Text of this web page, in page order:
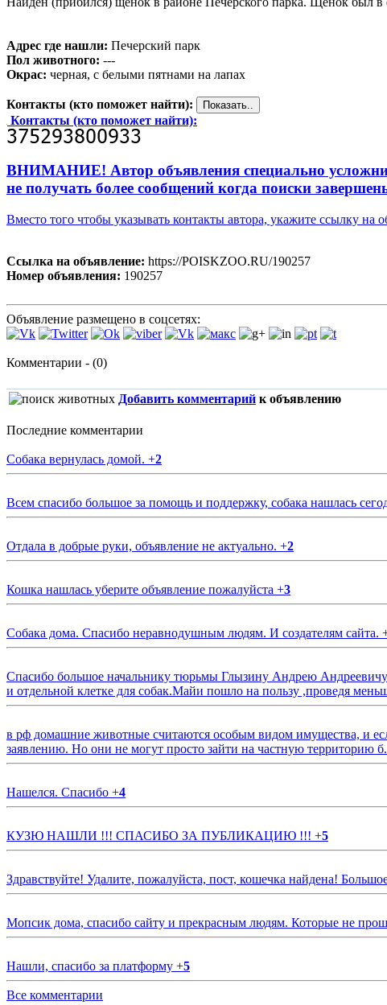
Адрес где нашли: Печерский парк
Пол животного: ---
Окрас: черная, с белыми пятнами на лапах
Контакты (кто поможет найти):
Контакты (кто поможет найти):
ВНИМАНИЕ! Автор объявления специально
не получать более сообщений когда поиски
Вместо того чтобы указывать контакты автора, укажите ссылку на
Ссылка на объявление: https://POISKZOO.RU/190257
Номер объявления: 190257
Объявление размещено в соцсетях:
Комментарии - (0)
Добавить комментарий к объявлению
Последние комментарии
Собака вернулась домой. +2
Всем спасибо большое за помощь и поддержку, собака нашлась
Отдала в добрые руки, объявление не актуально. +2
Кошка нашлась уберите объявление пожалуйста +3
Собака дома. Спасибо неравнодушным людям. И создателям сайта.
Спасибо большое начальнику тюрьмы Глызину Андрею
и отдельной клетке для собак.Майи пошло на пользу ,проведя
в рф домашние животные считаются особым видом имущества, и
заявлению. Но они не могут просто зайти на частную территорию
Нашелся. Спасибо +4
КУЗЮ НАШЛИ !!! СПАСИБО ЗА ПУБЛИКАЦИЮ !!! +5
Здравствуйте! Удалите, пожалуйста, пост, кошечка найдена!
Мопсик дома, спасибо сайту и прекрасным людям. Которые не
Нашли, спасибо за платформу +5
Все комментарии